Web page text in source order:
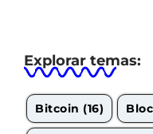
Explorar temas:
Bitcoin (16)